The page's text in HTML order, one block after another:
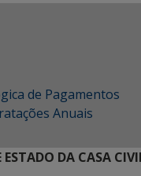
de Pagamentos
Anuais
ESTADO DA CASA